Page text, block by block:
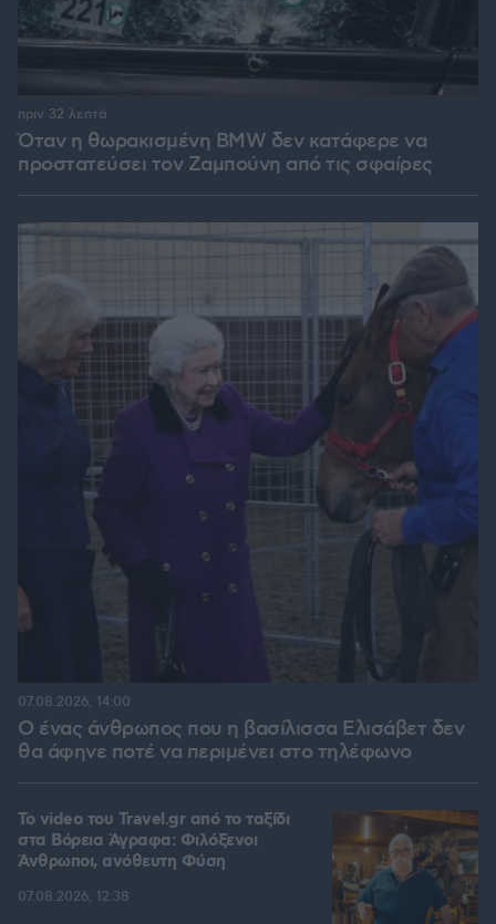
Όταν η θωρακισμένη BMW δεν κατάφερε να
προστατεύσει τον Ζαμπούνη από τις σφαίρες
πριν 32 λεπτά
Ο ένας άνθρωπος που η βασίλισσα Ελισάβετ δεν
θα άφηνε ποτέ να περιμένει στο τηλέφωνο
07.08.2026, 14:00
To video του Travel.gr από το ταξίδι
στα Βόρεια Άγραφα: Φιλόξενοι
Άνθρωποι, ανόθευτη Φύση
07.08.2026, 12:38